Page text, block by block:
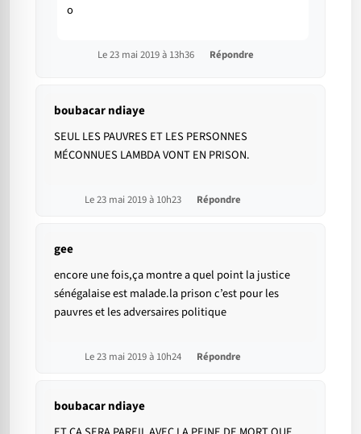
o
Le 23 mai 2019 à 13h36 Répondre
boubacar ndiaye
SEUL LES PAUVRES ET LES PERSONNES
MÉCONNUES LAMBDA VONT EN PRISON.
Le 23 mai 2019 à 10h23 Répondre
gee
encore une fois,ça montre a quel point la justice
sénégalaise est malade.la prison c’est pour les
pauvres et les adversaires politique
Le 23 mai 2019 à 10h24 Répondre
boubacar ndiaye